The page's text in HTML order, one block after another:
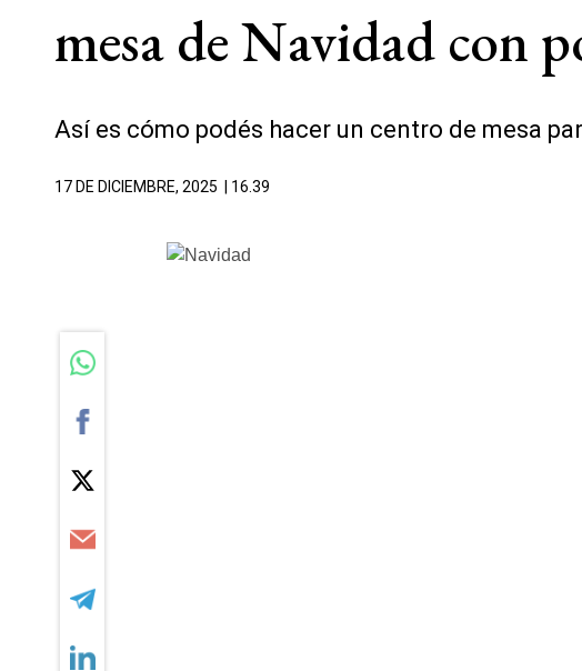
mesa de Navidad con
Así es cómo podés hacer un centro de mesa
17 DE DICIEMBRE, 2025 | 16.39